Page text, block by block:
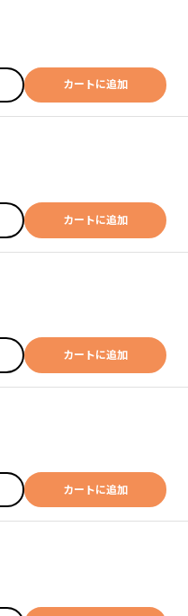
カートに追加
カートに追加
カートに追加
カートに追加